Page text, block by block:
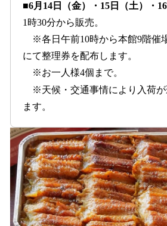
■6月14日（金）・15日（土）・16
1時30分から販売。
※各日午前10時から本館9階催
にて整理券を配布します。
※お一人様4個まで。
※天候・交通事情により入荷が
ます。